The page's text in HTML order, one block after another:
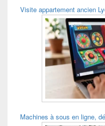
Visite appartement ancien
Machines à sous en ligne,